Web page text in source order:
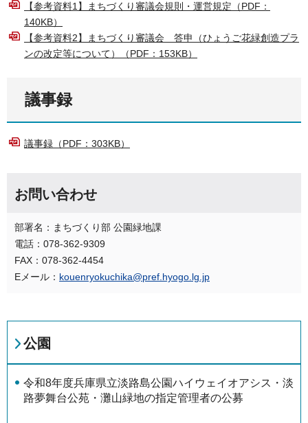
【参考資料1】まちづくり審議会規則・運営規定（PDF：
140KB）
【参考資料2】まちづくり審議会 答申（ひょうご花緑創造プラ
ンの改定等について）（PDF：153KB）
議事録
議事録（PDF：303KB）
お問い合わせ
部署名：まちづくり部 公園緑地課
電話：078-362-9309
FAX：078-362-4454
Eメール： kouenryokuchika@pref.hyogo.lg.jp
公園
令和8年度兵庫県立淡路島公園ハイウェイオアシス・淡
路夢舞台公苑・灘山緑地の指定管理者の公募